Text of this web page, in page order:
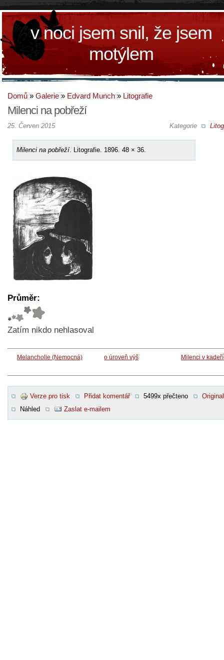
v noci jsem snil, že jsem
motýlem
Domů » Galerie » Edvard Munch » Litografie
Milenci na pobřeží
Kategorie
25. Červen 2015
Milenci na pobřeží. Litografie. 1896. 48 × 36.
Průměr:
Zatím nikdo nehlasoval
Melancholie (Nemocná) o úroveň výš Milenci v
Verze pro tisk Přidat komentář 5499x přečteno
Original
Náhled
Zaslat e-mailem